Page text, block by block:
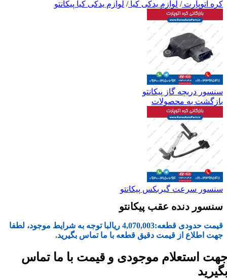
کره اتوپارت/ لوازم یدکی کیا/ لوازم یدکی کیا پیکانتو
سنسور دریچه گاز پیکانتو
بازگشت به محصولات
سنسور سرعت گیربکس پیکانتو
سنسور دنده عقب پیکانتو
قیمت حدودی قطعه:4,070,003 ریالبا توجه به شرایط موجود، لطفا
جهت اطلاع از قیمت دقیق قطعه با ما تماس بگیرید.
استعلام موجودی و قیمت با ما تماس